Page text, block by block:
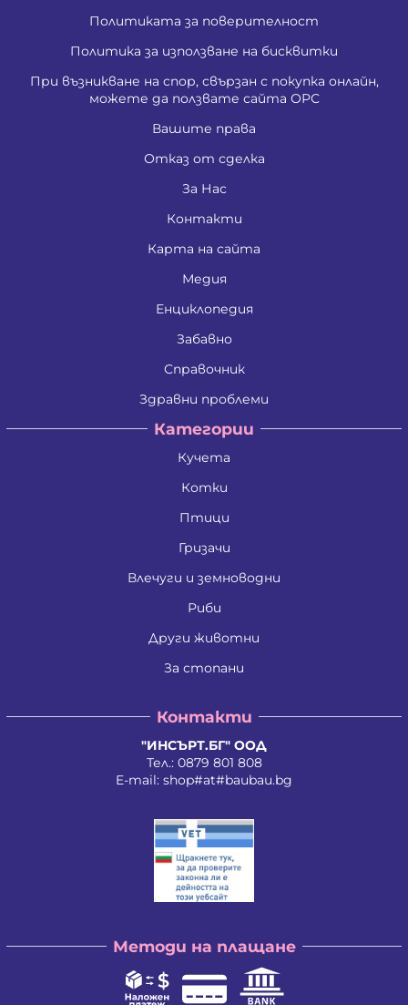
Политиката за поверителност
Политика за използване на бисквитки
При възникване на спор, свързан с покупка онлайн,
можете да ползвате сайта ОРС
Вашите права
Отказ от сделка
За Нас
Контакти
Карта на сайта
Медия
Енциклопедия
Забавно
Справочник
Здравни проблеми
Категории
Кучета
Котки
Птици
Гризачи
Влечуги и земноводни
Риби
Други животни
За стопани
Контакти
"ИНСЪРТ.БГ" ООД
Тел.: 0879 801 808
E-mail: shop#at#baubau.bg
Методи на плащане